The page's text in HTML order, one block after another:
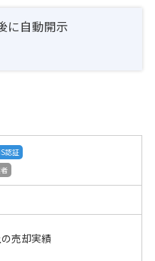
に自動開示
認証
売却実績